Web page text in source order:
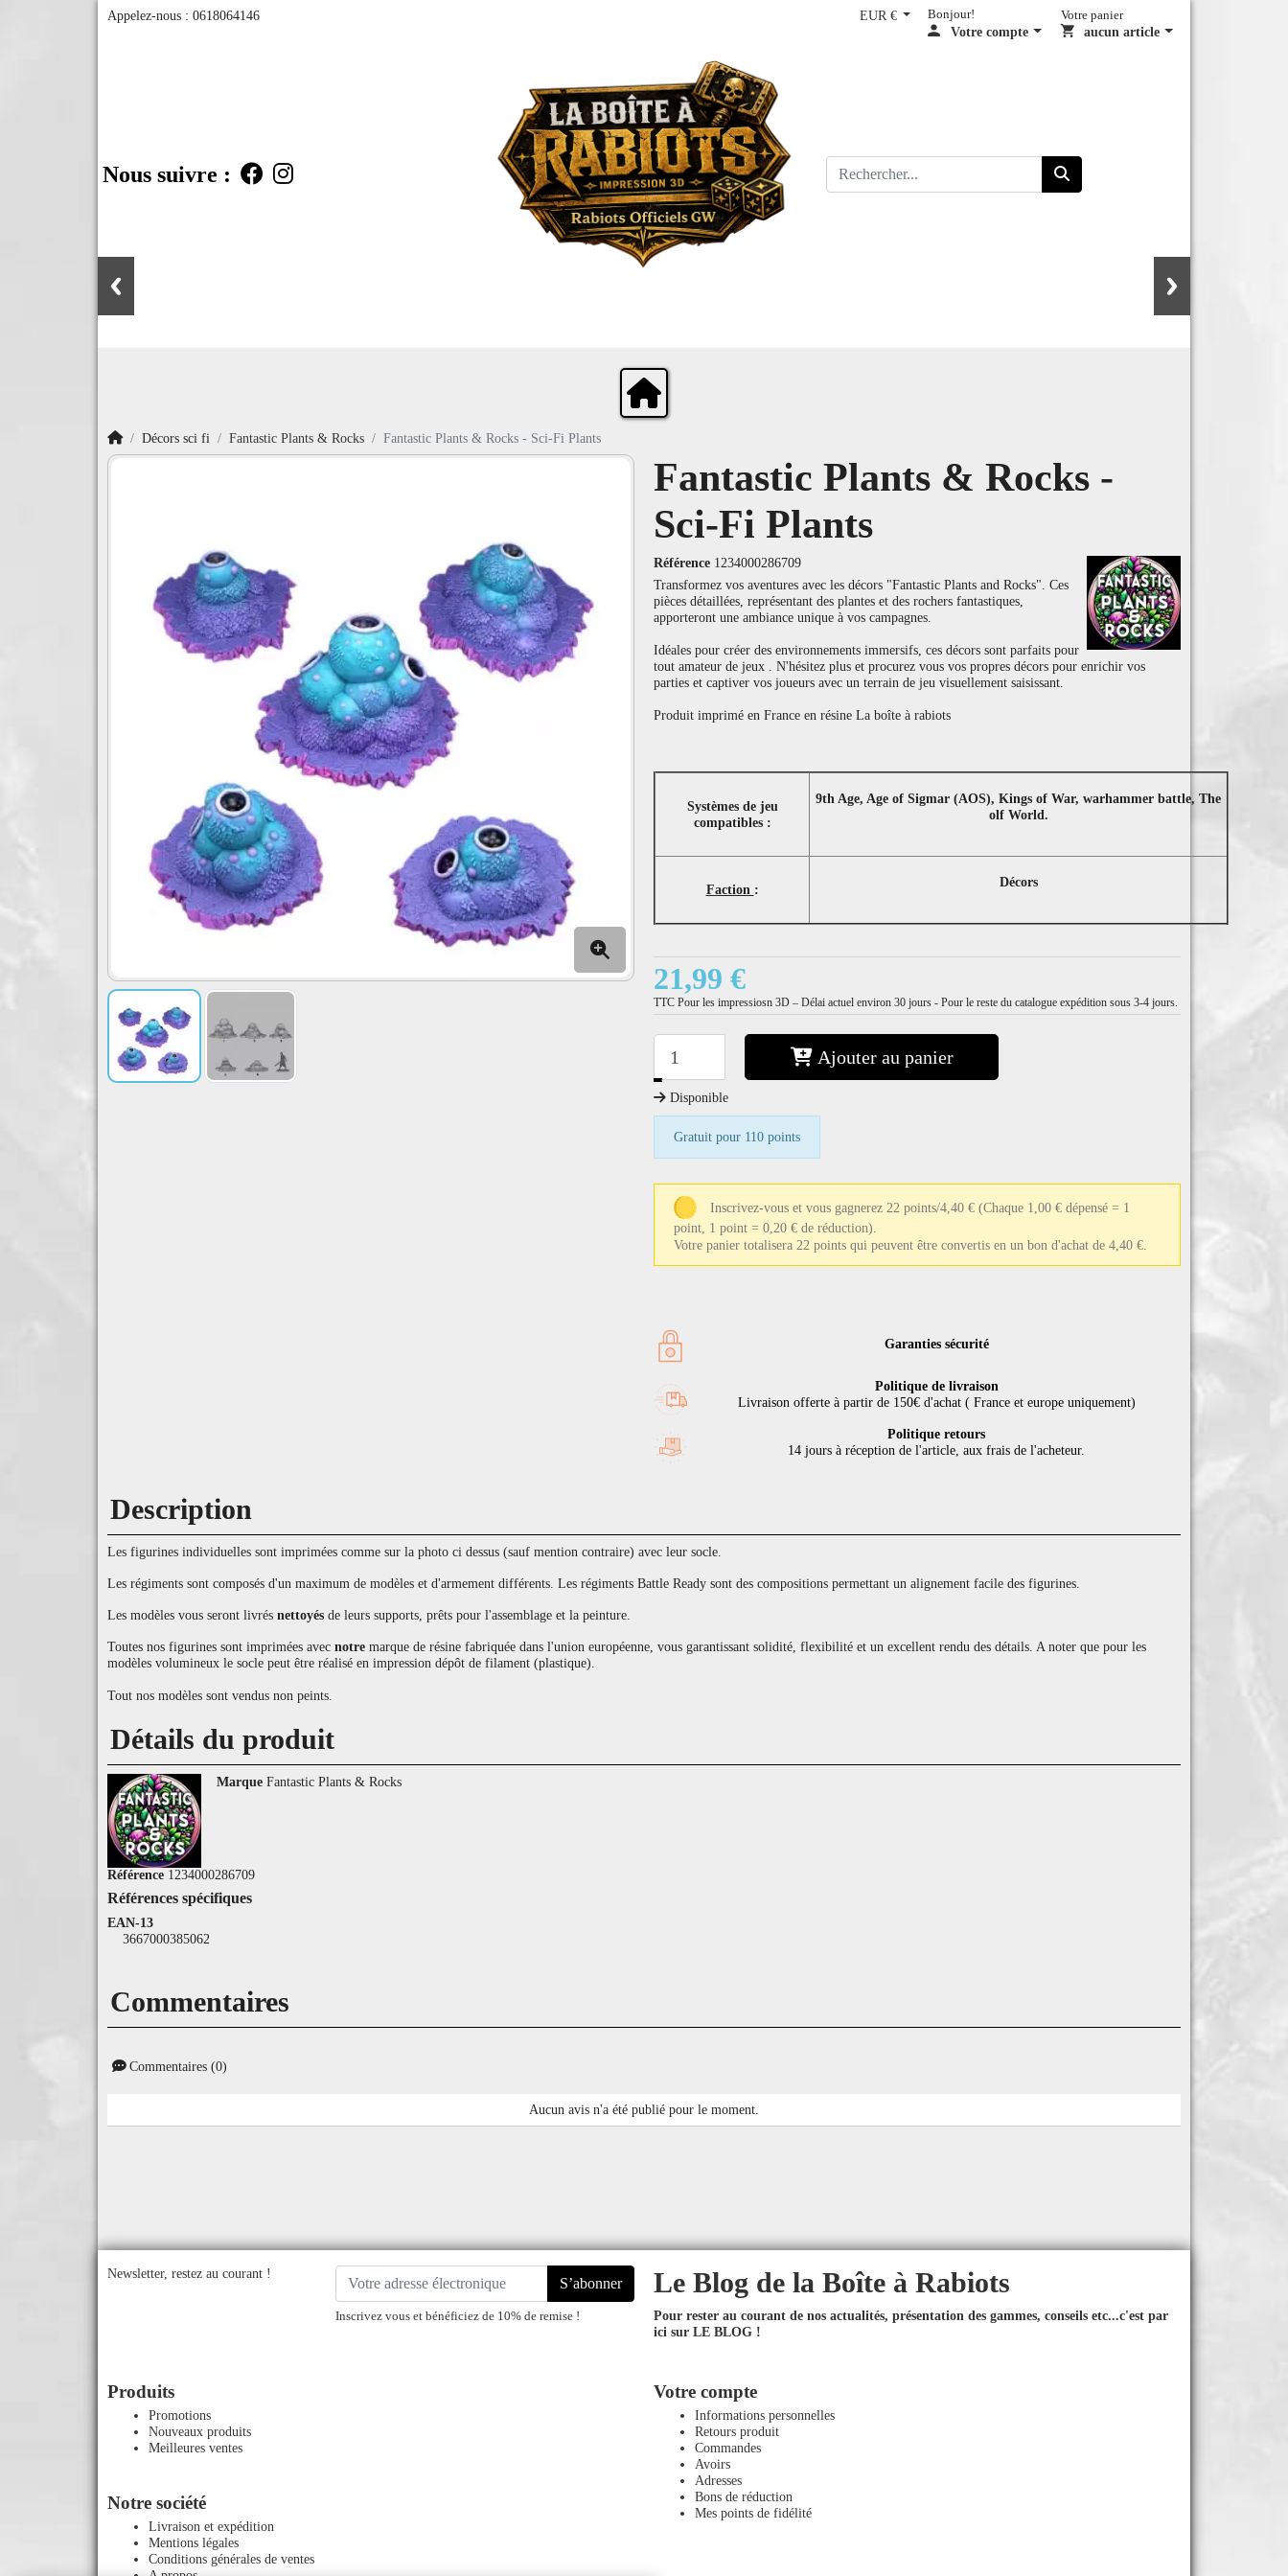
Appelez-nous : 0618064146 EUR € Bonjour!
Votre compte
Votre panier
aucun article
Nous suivre :
AccueilDécors sci fi Fantastic Plants & Rocks Fantastic Plants & Rocks - Sci-Fi Plants
Fantastic Plants & Rocks -
Sci-Fi Plants
Référence 1234000286709
Transformez vos aventures avec les décors "Fantastic Plants and Rocks". Ces
pièces détaillées, représentant des plantes et des rochers fantastiques,
apporteront une ambiance unique à vos campagnes.
Idéales pour créer des environnements immersifs, ces décors sont parfaits pour
tout amateur de jeux . N'hésitez plus et procurez vous vos propres décors pour enrichir vos
parties et captiver vos joueurs avec un terrain de jeu visuellement saisissant.
Produit imprimé en France en résine La boîte à rabiots
Systèmes de jeu
compatibles :
9th Age, Age of Sigmar (AOS), Kings of War, warhammer battle, The
olf World.
Faction : Décors
21,99 €
TTC Pour les impressiosn 3D – Délai actuel environ 30 jours - Pour le reste du catalogue expédition sous 3-4 jours.
−
Ajouter au panier
Disponible
Gratuit pour 110 points
Inscrivez-vous et vous gagnerez 22 points/4,40 € (Chaque 1,00 € dépensé = 1
point, 1 point = 0,20 € de réduction).
Votre panier totalisera 22 points qui peuvent être convertis en un bon d'achat de 4,40 €.
Garanties sécurité
Politique de livraison
Livraison offerte à partir de 150€ d'achat ( France et europe uniquement)
Politique retours
14 jours à réception de l'article, aux frais de l'acheteur.
Description
Les figurines individuelles sont imprimées comme sur la photo ci dessus (sauf mention contraire) avec leur socle.
Les régiments sont composés d'un maximum de modèles et d'armement différents. Les régiments Battle Ready sont des compositions permettant un alignement facile des figurines.
Les modèles vous seront livrés nettoyés de leurs supports, prêts pour l'assemblage et la peinture.
Toutes nos figurines sont imprimées avec notre marque de résine fabriquée dans l'union européenne, vous garantissant solidité, flexibilité et un excellent rendu des détails. A noter que pour les
modèles volumineux le socle peut être réalisé en impression dépôt de filament (plastique).
Tout nos modèles sont vendus non peints.
Détails du produit
Marque Fantastic Plants & Rocks
Référence 1234000286709
Références spécifiques
EAN-13
3667000385062
Commentaires
Commentaires (0)
Aucun avis n'a été publié pour le moment.
Newsletter, restez au courant !
S’abonner
Inscrivez vous et bénéficiez de 10% de remise !
Le Blog de la Boîte à Rabiots
Pour rester au courant de nos actualités, présentation des gammes, conseils etc...c'est par
ici sur LE BLOG !
Produits
Promotions
Nouveaux produits
Meilleures ventes
Notre société
Livraison et expédition
Mentions légales
Conditions générales de ventes
Votre compte
Informations personnelles
Retours produit
Commandes
Avoirs
Adresses
Bons de réduction
Mes points de fidélité